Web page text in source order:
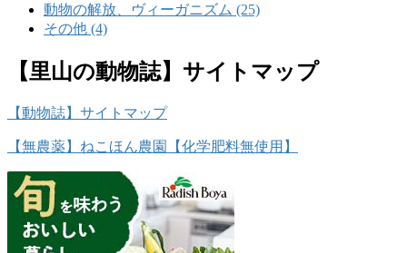
動物の解放、ヴィーガニズム (25)
その他 (4)
【里山の動物誌】サイトマップ
【動物誌】サイトマップ
【無農薬】ねこほん農園【化学肥料無使用】